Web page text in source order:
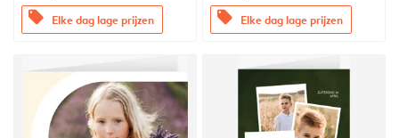
offers Elke dag lage prijzen offers Elke dag lage prijzen